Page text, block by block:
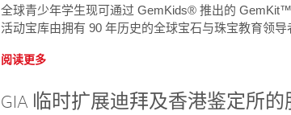
全球青少年学生现可通过 GemKids® 推出的
活动宝库由拥有 90 年历史的全球宝石与珠宝教育领
阅读更多
GIA 临时扩展迪拜及香港鉴定所